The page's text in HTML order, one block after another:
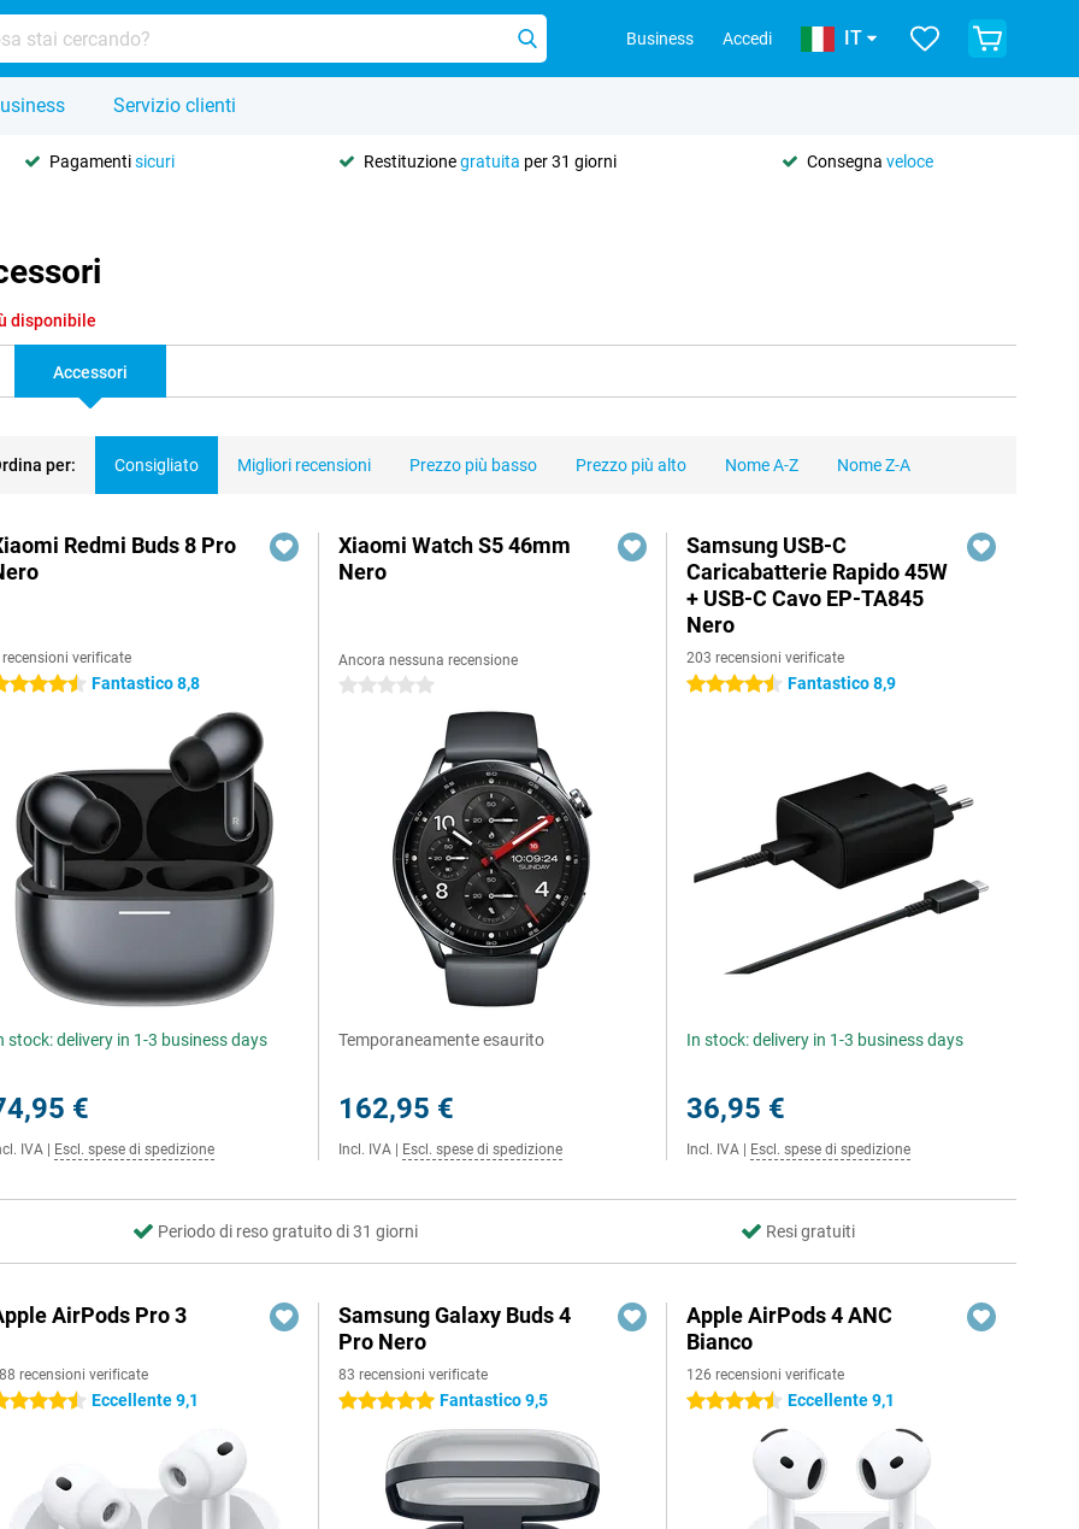
Business Accedi IT
Servizio clienti
Pagamentisicuri Restituzionegratuita per 31 giorni Consegnaveloce
disponibile
Accessori
per: Consigliato Migliori recensioni Prezzo più basso Prezzo più alto Nome A-Z Nome Z-A
Redmi Buds 8 Pro
recensioni verificate
stelle Fantastico 8,8
stock: delivery in 1-3 business days
€
IVA Escl. spese di spedizione
Xiaomi Watch S5 46mm
Nero
Ancora nessuna recensione
0 stelle
Temporaneamente esaurito
162,95 €
Incl. IVA Escl. spese di spedizione
Samsung USB-C
Caricabatterie Rapido 45W
+ USB-C Cavo EP-TA845
Nero
203 recensioni verificate
4.5 stelle Fantastico 8,9
In stock: delivery in 1-3 business days
36,95 €
Incl. IVA Escl. spese di spedizione
Periodo di reso gratuito di 31 giorni Resi gratuiti
AirPods Pro 3
recensioni verificate
stelle Eccellente 9,1
Samsung Galaxy Buds 4
Pro Nero
83 recensioni verificate
5 stelle Fantastico 9,5
Apple AirPods 4 ANC
Bianco
126 recensioni verificate
4.5 stelle Eccellente 9,1